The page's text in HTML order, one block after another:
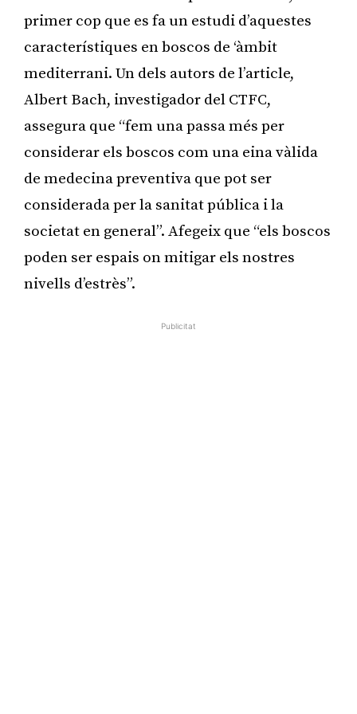
primer cop que es fa un estudi d’aquestes
característiques en boscos de ‘àmbit
mediterrani. Un dels autors de l’article,
Albert Bach, investigador del CTFC,
assegura que “fem una passa més per
considerar els boscos com una eina vàlida
de medecina preventiva que pot ser
considerada per la sanitat pública i la
societat en general”. Afegeix que “els boscos
poden ser espais on mitigar els nostres
nivells d’estrès”.
Publicitat